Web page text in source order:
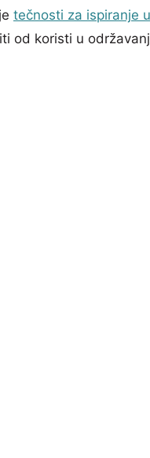
tečnosti za ispiranje
od koristi u